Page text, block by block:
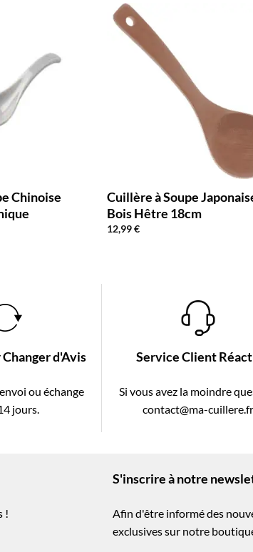
Chinoise
Cuillère à Soupe
Bois Hêtre 18cm
12,99€
d'Avis
ou échange
jours.
Service Client
Si vous avez la moindre
contact@ma-cuillere.fr
!
S'inscrire à notre
Afin d'être informé des
exclusives sur notre